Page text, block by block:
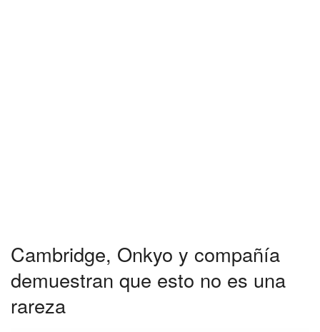
Cambridge, Onkyo y compañía
demuestran que esto no es una
rareza